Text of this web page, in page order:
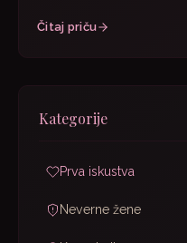
Čitaj priču
Kategorije
Prva iskustva
Neverne žene